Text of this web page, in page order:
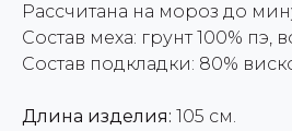
Рассчитана на мороз до
Состав меха: грунт 100% пэ,
Состав подкладки: 80%
Длина изделия: 105 см.